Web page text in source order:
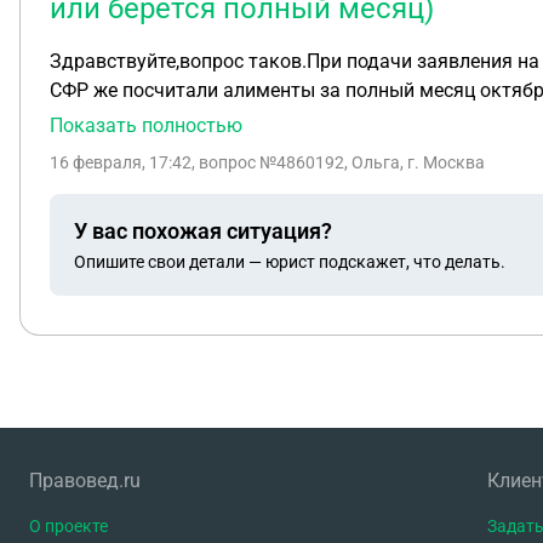
или берется полный месяц)
Здравствуйте,вопрос таков.При подачи заявления
СФР же посчитали алименты за полный месяц октября с 1 числа... Из за этого у меня превышен е дохода и мы не прошли на
Постановление правительства от 16.12.2022 номер
Показать полностью
16 февраля, 17:42, вопрос №4860192, Ольга, г. Москва
У вас похожая ситуация?
Опишите свои детали — юрист подскажет, что делать.
Правовед.ru
О проекте